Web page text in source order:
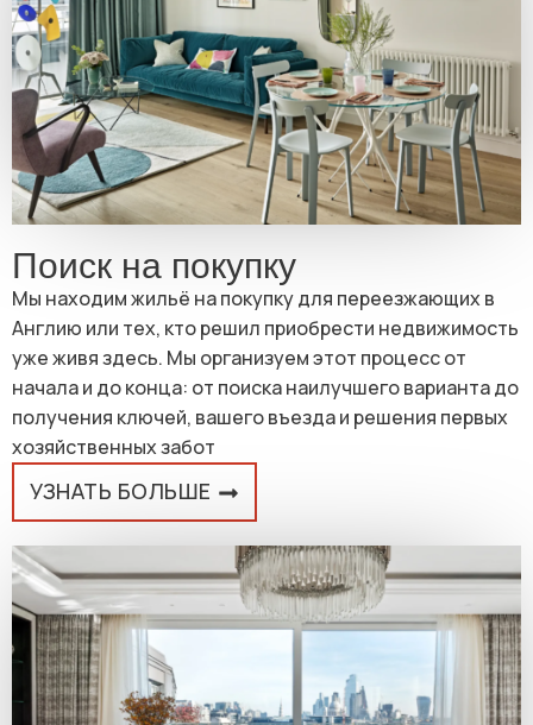
Поиск на покупку
Мы находим жильё на покупку для переезжающих в
Англию или тех, кто решил приобрести недвижимость
уже живя здесь. Мы организуем этот процесс от
начала и до конца: от поиска наилучшего варианта до
получения ключей, вашего въезда и решения первых
хозяйственных забот
УЗНАТЬ БОЛЬШЕ